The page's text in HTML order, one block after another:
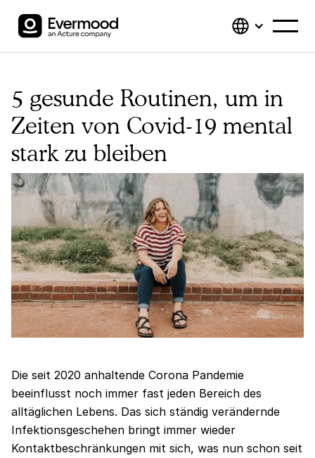
5 gesunde Routinen, um in
Zeiten von Covid-19 mental
stark zu bleiben
Die seit 2020 anhaltende Corona Pandemie
beeinflusst noch immer fast jeden Bereich des
alltäglichen Lebens. Das sich ständig verändernde
Infektionsgeschehen bringt immer wieder
Kontaktbeschränkungen mit sich, was nun schon seit